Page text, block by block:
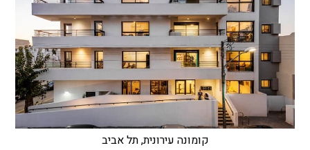
קומונה עירונית, תל אביב